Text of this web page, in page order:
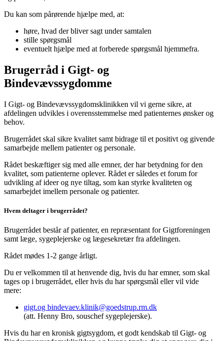
Du kan som pårørende hjælpe med, at:
høre, hvad der bliver sagt under samtalen
stille spørgsmål
eventuelt hjælpe med at forberede spørgsmål hjemmefra.
Brugerråd i Gigt- og
Bindevævssygdomme
I Gigt- og Bindevævssygdomsklinikken vil vi gerne sikre, at
afdelingen udvikles i overensstemmelse med patienternes ønsker og
behov.
Brugerrådet skal sikre kvalitet samt bidrage til et positivt og givende
samarbejde mellem patienter og personale.
Rådet beskæftiger sig med alle emner, der har betydning for den
kvalitet, som patienterne oplever. Rådet er således et forum for
udvikling af ideer og nye tiltag, som kan styrke kvaliteten og
samarbejdet imellem personale og patienter.
Hvem deltager i brugerrådet?
Brugerrådet består af patienter, en repræsentant for Gigtforeningen
samt læge, sygeplejerske og lægesekretær fra afdelingen.
Rådet mødes 1-2 gange årligt.
Du er velkommen til at henvende dig, hvis du har emner, som skal
tages op i brugerrådet, eller hvis du har spørgsmål eller vil vide
mere:
gigt.og bindevaev.klinik@goedstrup.rm.dk
(att. Henny Bro, souschef sygeplejerske).
Hvis du har en kronisk gigtsygdom, et godt kendskab til Gigt- og